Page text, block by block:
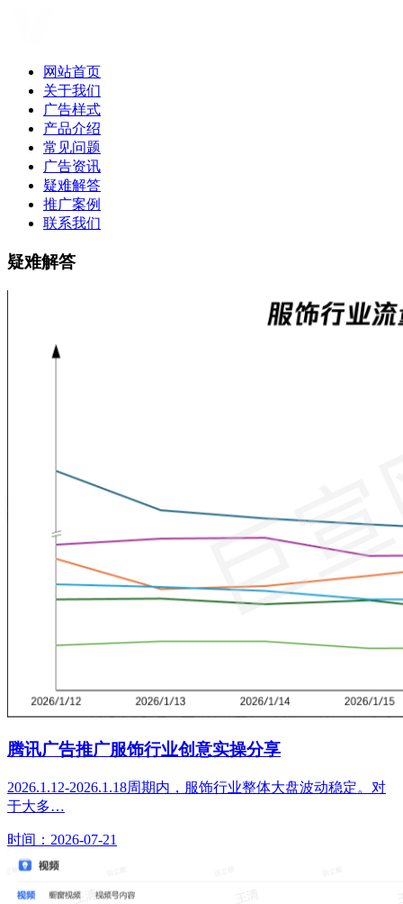
网站首页
关于我们
广告样式
产品介绍
常见问题
广告资讯
疑难解答
推广案例
联系我们
疑难解答
腾讯广告投放疑难解答|微信
腾讯广告推广服饰行业创意实操分享
2026.1.12-2026.1.18周期内，服饰行业整体大盘波动稳定。对
于大多…
时间：2026-07-21